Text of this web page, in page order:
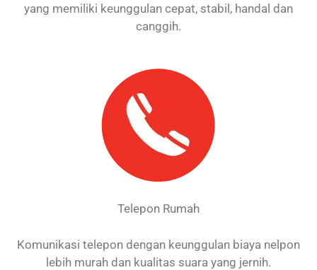
yang memiliki keunggulan cepat, stabil, handal dan
canggih.
Telepon Rumah
Komunikasi telepon dengan keunggulan biaya nelpon
lebih murah dan kualitas suara yang jernih.